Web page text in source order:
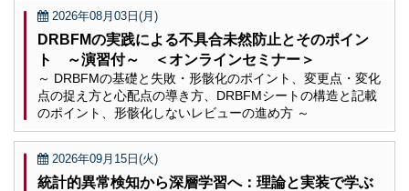
2026年08月03日(月)
DRBFMの実践による不具合未然防止とそのポイン
ト ～演習付～ ＜オンラインセミナー＞
～ DRBFMの基礎と失敗・形骸化のポイント、変更点・変化
点の捉え方と心配点の導き方、DRBFMシートの構造と記載
のポイント、形骸化しないレビューの進め方 ～
2026年09月15日(火)
統計的異常検知から深層学習へ：理論と実装で学ぶ